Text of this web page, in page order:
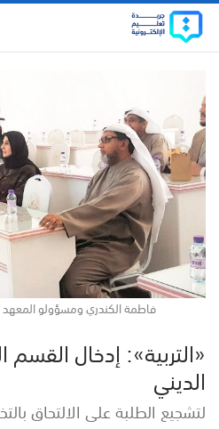
فاطمة الكندري ومسؤولو المعهد
«التربية»: إدخال
الديني
لتشجيع الطلبة على الالتحاق